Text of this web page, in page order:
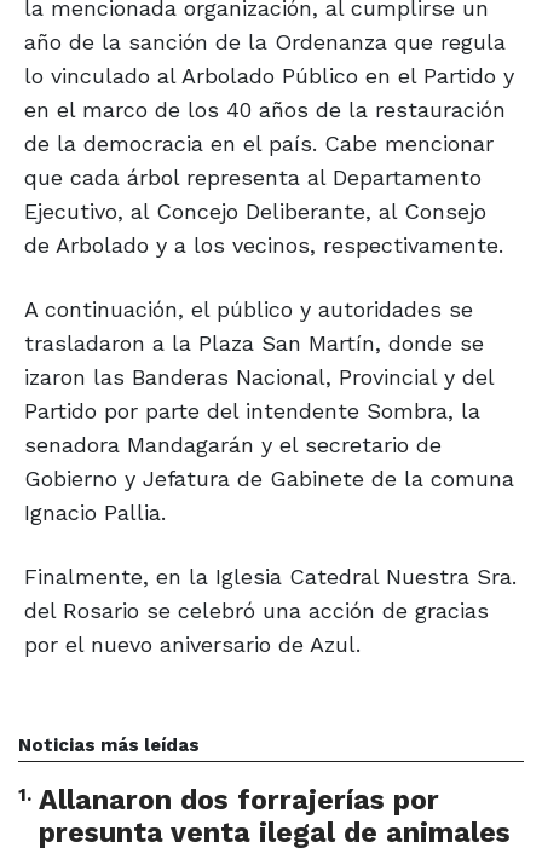
la mencionada organización, al cumplirse un
año de la sanción de la Ordenanza que regula
lo vinculado al Arbolado Público en el Partido y
en el marco de los 40 años de la restauración
de la democracia en el país. Cabe mencionar
que cada árbol representa al Departamento
Ejecutivo, al Concejo Deliberante, al Consejo
de Arbolado y a los vecinos, respectivamente.
A continuación, el público y autoridades se
trasladaron a la Plaza San Martín, donde se
izaron las Banderas Nacional, Provincial y del
Partido por parte del intendente Sombra, la
senadora Mandagarán y el secretario de
Gobierno y Jefatura de Gabinete de la comuna
Ignacio Pallia.
Finalmente, en la Iglesia Catedral Nuestra Sra.
del Rosario se celebró una acción de gracias
por el nuevo aniversario de Azul.
Noticias más leídas
1. Allanaron dos forrajerías por
presunta venta ilegal de animales